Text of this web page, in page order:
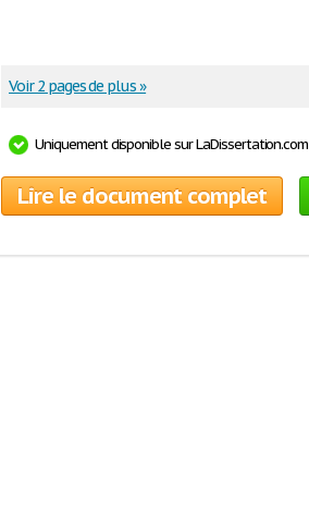
Voir 2 pages de plus »
Uniquement disponible sur LaDissertation.com
Lire le document complet